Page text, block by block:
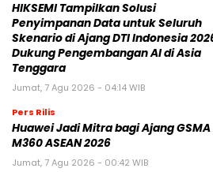
HIKSEMI Tampilkan Solusi
Penyimpanan Data untuk Seluruh
Skenario di Ajang DTI Indonesia
Dukung Pengembangan AI di Asia
Tenggara
Jumat, 7 Agu 2026 - 04:14 WIB
Pers Rilis
Huawei Jadi Mitra bagi Ajang GSMA
M360 ASEAN 2026
Jumat, 7 Agu 2026 - 00:42 WIB